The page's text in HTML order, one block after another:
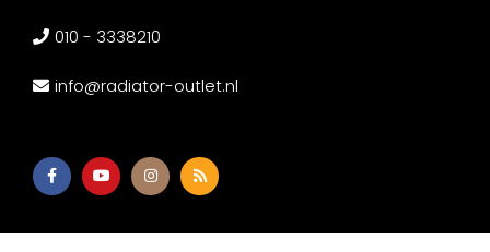
010 - 3338210
info@radiator-outlet.nl